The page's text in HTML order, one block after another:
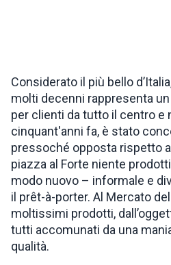
ENG
Considerato il più bello
molti decenni rappresenta
per clienti da tutto il centro e
cinquant'anni fa, è stato
pressoché opposta rispetto
piazza al Forte niente
modo nuovo – informale e
il prêt-à-porter. Al Mercato
moltissimi prodotti,
tutti accomunati da una
qualità.